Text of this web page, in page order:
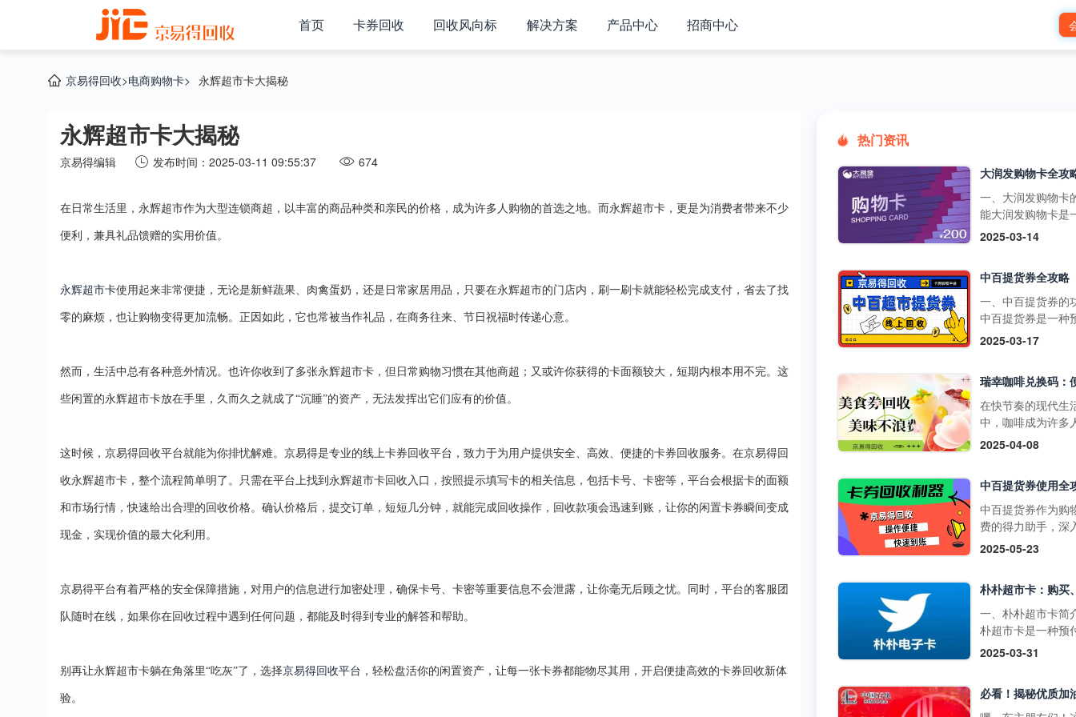
首页 卡券回收 回收风向标 解决方案 产品中心 招商中心
京易得回收>电商购物卡> 永辉超市卡大揭秘
永辉超市卡大揭秘
京易得编辑 发布时间：2025-03-11 09:55:37 674
在日常生活里，永辉超市作为大型连锁商超，以丰富的商品种类和亲民的价格，成为许多人购物的首选之地。而永辉超市卡，更是为消费者带来不少
便利，兼具礼品馈赠的实用价值。
永辉超市卡使用起来非常便捷，无论是新鲜蔬果、肉禽蛋奶，还是日常家居用品，只要在永辉超市的门店内，刷一刷卡就能轻松完成支付，省去了找
零的麻烦，也让购物变得更加流畅。正因如此，它也常被当作礼品，在商务往来、节日祝福时传递心意。
然而，生活中总有各种意外情况。也许你收到了多张永辉超市卡，但日常购物习惯在其他商超；又或许你获得的卡面额较大，短期内根本用不完。这
些闲置的永辉超市卡放在手里，久而久之就成了“沉睡”的资产，无法发挥出它们应有的价值。
这时候，京易得回收平台就能为你排忧解难。京易得是专业的线上卡券回收平台，致力于为用户提供安全、高效、便捷的卡券回收服务。在京易得回
收永辉超市卡，整个流程简单明了。只需在平台上找到永辉超市卡回收入口，按照提示填写卡的相关信息，包括卡号、卡密等，平台会根据卡的面额
和市场行情，快速给出合理的回收价格。确认价格后，提交订单，短短几分钟，就能完成回收操作，回收款项会迅速到账，让你的闲置卡券瞬间变成
现金，实现价值的最大化利用。
京易得平台有着严格的安全保障措施，对用户的信息进行加密处理，确保卡号、卡密等重要信息不会泄露，让你毫无后顾之忧。同时，平台的客服团
队随时在线，如果你在回收过程中遇到任何问题，都能及时得到专业的解答和帮助。
别再让永辉超市卡躺在角落里“吃灰”了，选择京易得回收平台 ，轻松盘活你的闲置资产，让每一张卡券都能物尽其用，开启便捷高效的卡券回收新体
验。
热门资讯
一、大润发购物卡
能大润发购物卡是
预付卡，可在大润
品、日用品、家电
类商品。它还可以
超市的其他促销活
物更加划算。不过
草、酒类、礼品卡
值卡等特殊商品。
大润发购物卡的购
式1. 线上购买：•
发优鲜APP：下载
录后在“我的”页面
卡”，选择面值并
支付。• 第三方平
如淘宝，搜索“大
舰店或授权....
2025-03-14
中百提货券全攻略
一、中百提货券的
中百提货券是一种
式购物卡，可以在
惠。它不仅可以用
买日常商品，还可
特定活动期间享受
的获取方式1. 线上
APP参与活动，完
定任务即可获得提
券。• 在中百线上
购物满一定金额后
获赠提货券。2. 线
物满一定金额后，
线下活动，并达到
条件，即可获得提
券。三、中百提货
用：•&nb....
2025-03-17
在快节奏的现代生
中，咖啡成为许多
启活力一天或缓解
品，如经典的拿铁
爽的生椰拿铁，以
断推陈出新的季节
据了重要地位。而
活的消费凭证，为
爱好者们带来了诸
利。不过，生活中
会出现兑换码闲置
况，别担心，京易
难，让闲置兑换码
2025-04-08
中百提货券作为购
费的得力助手，深
解其使用方法，能
惠。 使用范围广泛
百提货券主要适用
百仓储、中百超市
无论是采购米面粮
还是挑选家居用品
人护理产品，甚至
2025-05-23
一、朴朴超市卡简
朴超市卡是一种预
卡，可在朴朴超市
不仅具有支付功能
提供多种优惠和特
2025-03-31